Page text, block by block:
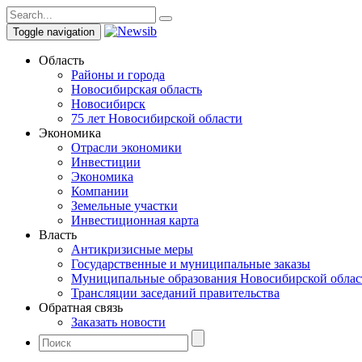
Toggle navigation
Область
Районы и города
Новосибирская область
Новосибирск
75 лет Новосибирской области
Экономика
Отрасли экономики
Инвестиции
Экономика
Компании
Земельные участки
Инвестиционная карта
Власть
Антикризисные меры
Государственные и муниципальные заказы
Муниципальные образования Новосибирской
Трансляции заседаний правительства
Обратная связь
Заказать новости